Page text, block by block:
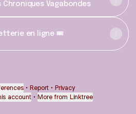
Chroniques Vagabondes
en ligne 🎟️
• Report • Privacy
account • More from Linktree